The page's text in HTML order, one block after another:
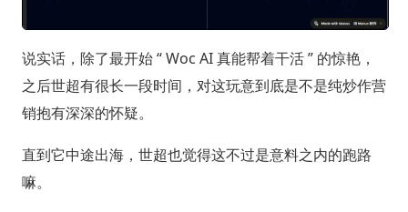
说实话，除了最开始 “ Woc AI 真能帮着干活 ” 的惊艳，
之后世超有很长一段时间，对这玩意到底是不是纯炒作营
销抱有深深的怀疑。
直到它中途出海，世超也觉得这不过是意料之内的跑路
嘛。